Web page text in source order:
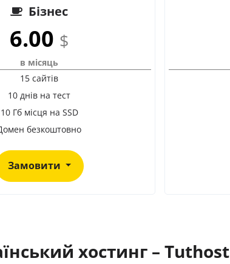
Бізнес
6.00 $
в місяць
15 сайтів
10 днів на тест
10 Гб місця на SSD
безкоштовно
Замовити
хостинг – Tuthost